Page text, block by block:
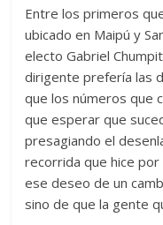
Entre los primeros
ubicado en Maipú y
electo Gabriel
dirigente prefería las
que los números que
que esperar que
presagiando el
recorrida que hice
ese deseo de un
sino de que la gente